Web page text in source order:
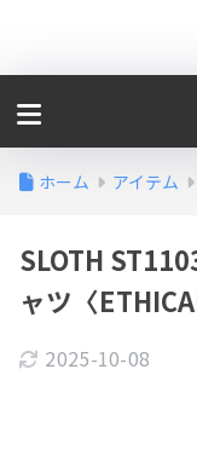
ホーム アイテム
SLOTH
ャツ〈
2025-10-08